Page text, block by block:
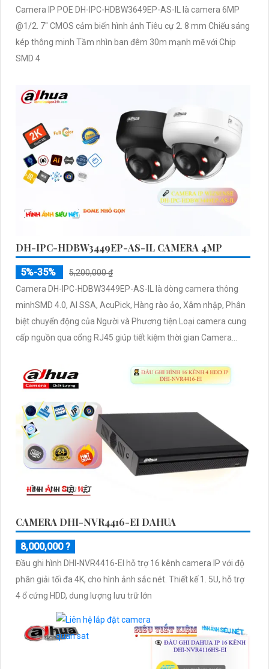
Camera IP POE DH-IPC-HDBW3649EP-AS-IL là camera 6MP
@1/2. 7" CMOS cảm biến hình ảnh Tiêu cự 2. 8 mm Chiếu sáng
kép thông minh Tầm nhìn ban đêm 30m mạnh mẽ với Chip
SMD 4
DH-IPC-HDBW3449EP-AS-IL CAMERA 4MP
5%-35%
5,200,000 ₫
Camera DH-IPC-HDBW3449EP-AS-IL là dòng camera thông
minhSMD 4.0, AI SSA, AcuPick, Hàng rào ảo, Xâm nhập, Phân
biệt chuyển động của Người và Phương tiện Loại camera cung
cấp nguồn qua cổng RJ45 giúp tiết kiệm thời gian Camera
CAMERA DHI-NVR4416-EI DAHUA
8,000,000 ?
Đầu ghi hình DHI-NVR4416-EI hỗ trợ 16 kênh camera IP với độ
phân giải tối đa 4K, cho hình ảnh sắc nét. Thiết kế 1. 5U, hỗ trợ
4 ổ cứng HDD, dung lượng lưu trữ lớn